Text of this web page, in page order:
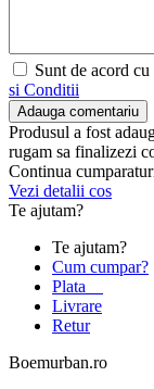
Sunt de acord
si Conditii
Adauga comentariu
Produsul a fost
rugam sa finalizezi
Continua
Vezi detalii cos
Te ajutam?
Te ajutam?
Cum cumpar?
Plata
Livrare
Retur
Boemurban.ro